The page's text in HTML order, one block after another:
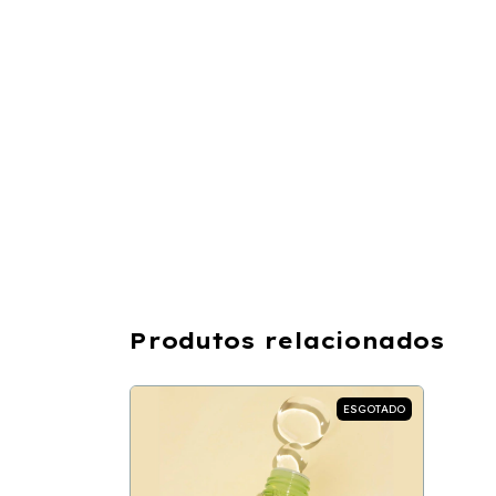
Produtos relacionados
ESGOTADO